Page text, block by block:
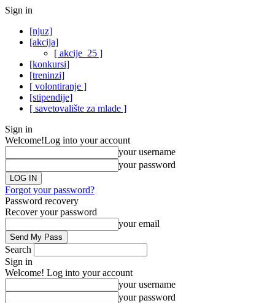
Sign in
[njuz]
[akcija]
[ akcije_25 ]
[konkursi]
[treninzi]
[ volontiranje ]
[stipendije]
[ savetovalište za mlade ]
Sign in
Welcome!Log into your account
your username
your password
Forgot your password?
Password recovery
Recover your password
your email
Search
Sign in
Welcome! Log into your account
your username
your password